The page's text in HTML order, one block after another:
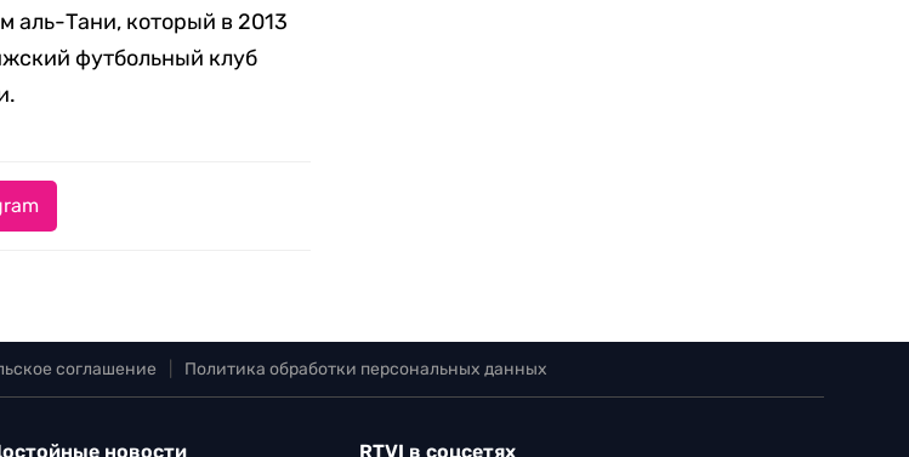
аль-Тани, который в 2013
футбольный клуб
соглашение Политика обработки персональных данных
новости RTVI в соцсетях